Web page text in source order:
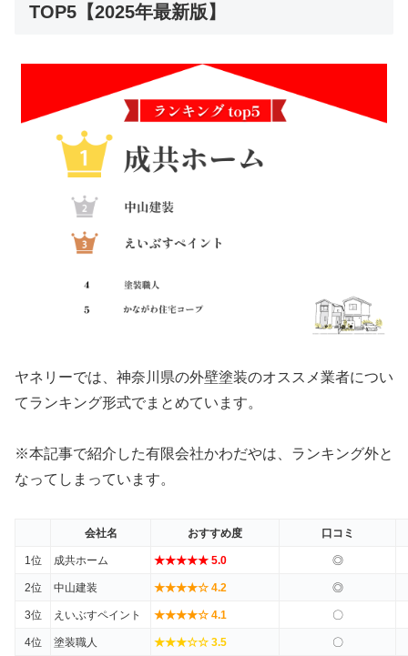
TOP5【2025年最新版】
ヤネリーでは、神奈川県の外壁塗装のオススメ業者につい
てランキング形式でまとめています。
※本記事で紹介した有限会社かわだやは、ランキング外と
なってしまっています。
会社名 おすすめ度 口コミ
1位 成共ホーム ★★★★★ 5.0 ◎
2位 中山建装 ★★★★☆ 4.2 ◎
3位 えいぶすペイント ★★★★☆ 4.1 〇
4位 塗装職人 ★★★☆☆ 3.5 〇